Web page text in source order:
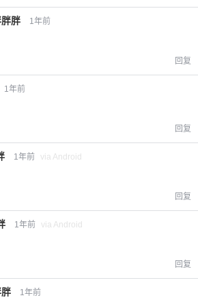
胖 1年前
回复
1年前
回复
1年前 via Android
回复
1年前 via Android
回复
1年前